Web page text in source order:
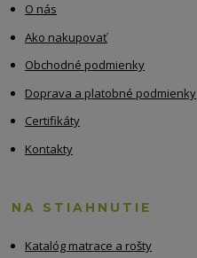
O nás
Ako nakupovať
Obchodné podmienky
Doprava a platobné podmienky
Certifikáty
Kontakty
NA STIAHNUTIE
Katalóg matrace a rošty